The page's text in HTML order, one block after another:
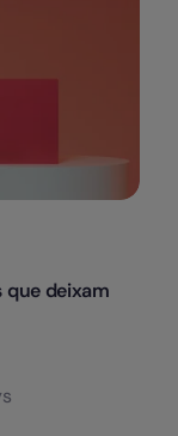
que deixam